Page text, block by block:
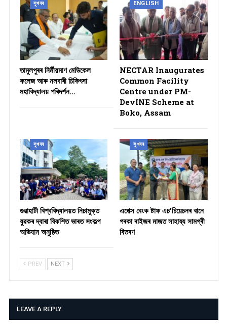
সুখবৰ
তামুলপুৰৰ নিৰ্মীয়মাণ মেডিকেল
কলেজ আৰু নলবাৰী চিকিৎসা
মহাবিদ্যালয় পৰিদৰ্শন…
ENGLISH
NECTAR Inaugurates
Common Facility
Centre under PM-
DevINE Scheme at
Boko, Assam
সুখবৰ
গুৱাহাটী বিশ্ববিদ্যালয়ত নিচামুক্ত
যুৱকৰ দ্বাৰা বিকশিত ভাৰত সংকল্প
অভিযান অনুষ্ঠিত
সুখবৰ
​এপেক্স বেংক ষ্টাফ এচ’চিয়েচনৰ বানে
গৰকা ৰাইজৰ মাজত সাহায্য সামগ্ৰী
বিতৰণ ​
PREV NEXT
LEAVE A REPLY